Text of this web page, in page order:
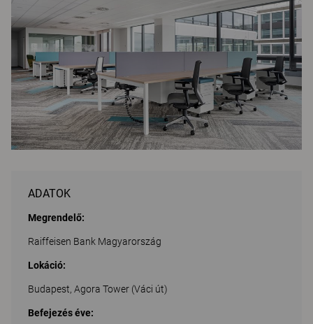
ADATOK
Megrendelő:
Raiffeisen Bank Magyarország
Lokáció:
Budapest, Agora Tower (Váci út)
Befejezés éve: